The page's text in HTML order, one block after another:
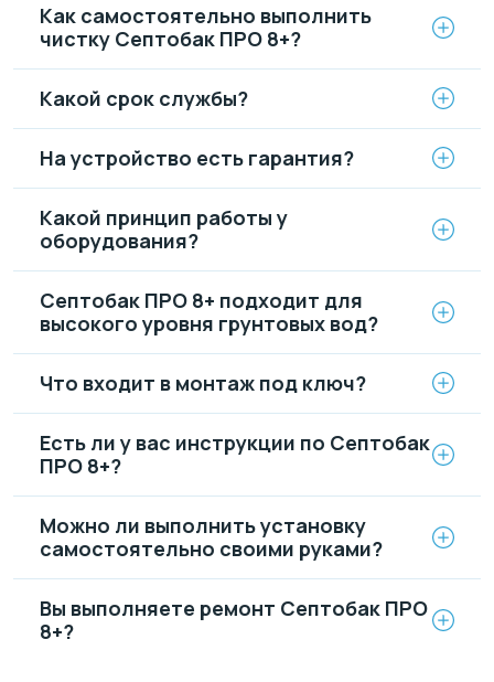
Как самостоятельно выполнить
чистку Септобак ПРО 8+?
Какой срок службы?
На устройство есть гарантия?
Какой принцип работы у
оборудования?
Септобак ПРО 8+ подходит для
высокого уровня грунтовых вод?
Что входит в монтаж под ключ?
Есть ли у вас инструкции по Септобак
ПРО 8+?
Можно ли выполнить установку
самостоятельно своими руками?
Вы выполняете ремонт Септобак ПРО
8+?